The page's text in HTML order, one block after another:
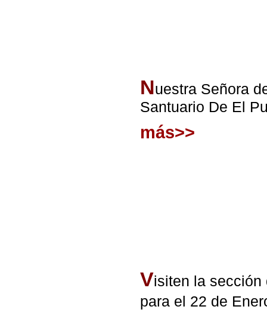
Nuestra Señora
Santuario De El
más>>
Visiten la sección
para el 22 de